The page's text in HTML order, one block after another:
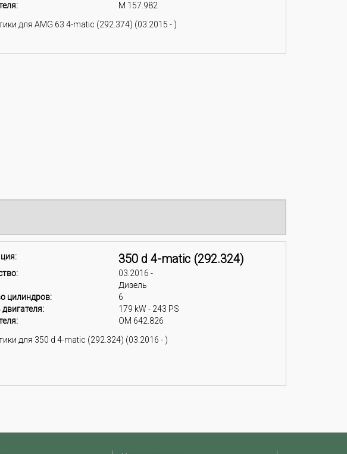
M 157.982
для AMG 63 4-matic (292.374) (03.2015 - )
350 d 4-matic (292.324)
03.2016 -
Дизель
цилиндров:
6
179 kW - 243 PS
OM 642.826
для 350 d 4-matic (292.324) (03.2016 - )